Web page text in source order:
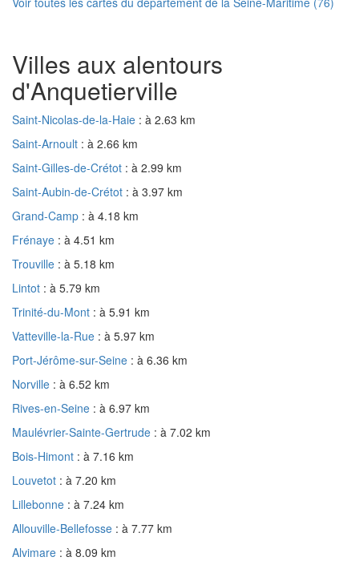
Villes aux alentours
d'Anquetierville
Saint-Nicolas-de-la-Haie : à 2.63 km
Saint-Arnoult : à 2.66 km
Saint-Gilles-de-Crétot : à 2.99 km
Saint-Aubin-de-Crétot : à 3.97 km
Grand-Camp : à 4.18 km
Frénaye : à 4.51 km
Trouville : à 5.18 km
Lintot : à 5.79 km
Trinité-du-Mont : à 5.91 km
Vatteville-la-Rue : à 5.97 km
Port-Jérôme-sur-Seine : à 6.36 km
Norville : à 6.52 km
Rives-en-Seine : à 6.97 km
Maulévrier-Sainte-Gertrude : à 7.02 km
Bois-Himont : à 7.16 km
Louvetot : à 7.20 km
Lillebonne : à 7.24 km
Allouville-Bellefosse : à 7.77 km
Alvimare : à 8.09 km